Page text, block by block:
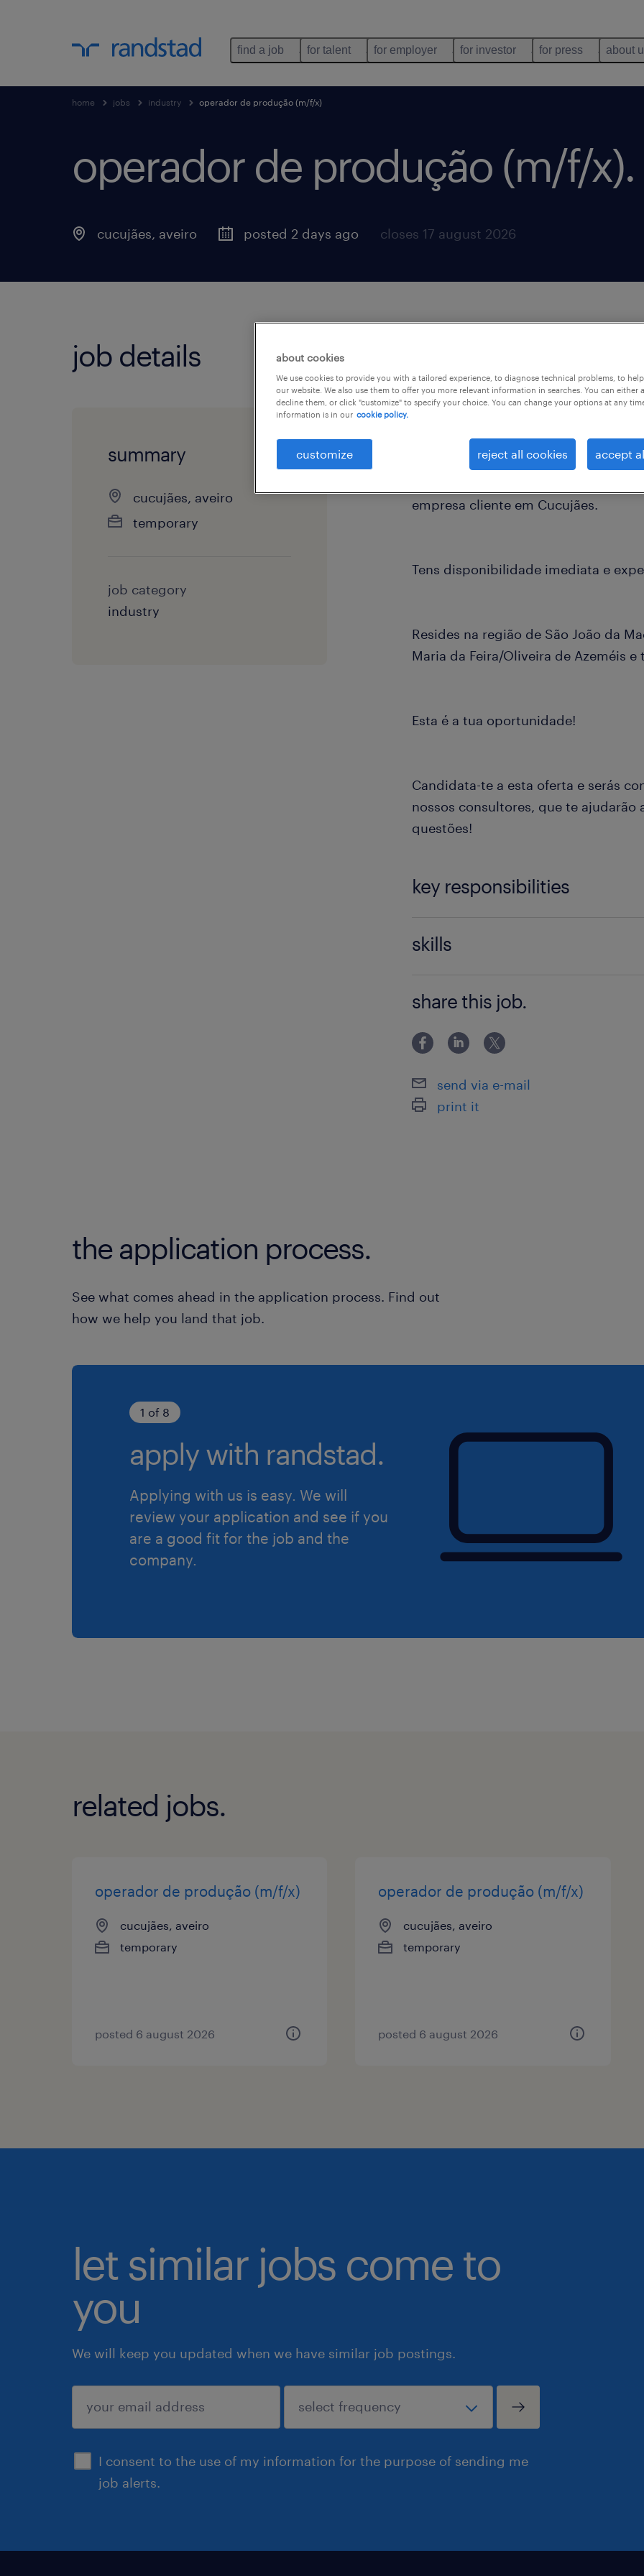
find a job for talent for employer for investor for press about
home jobs industry operador de produção (m/f/x)
operador de produção (m/f/x).
cucujães, aveiro posted 2 days ago closes 17 august 2026
job details
summary
cucujães, aveiro
temporary
job category
industry
A Randstad está a recrutar
empresa cliente em Cucujães.
Tens disponibilidade imediata e
Resides na região de São João da
Maria da Feira/Oliveira de Azeméis
Esta é a tua oportunidade!
Candidata-te a esta oferta e serás
nossos consultores, que te ajudarão
questões!
key responsibilities
Manuseamento de peças
Abastecimento da linha de produção
skills
Capacidade de trabalhar em equipa
Motivação para a função
share this job.
send via e-mail
print it
the application process.
See what comes ahead in the application process. Find out
how we help you land that job.
1 of 8
apply with randstad.
Applying with us is easy. We will
review your application and see if you
are a good fit for the job and the
company.
related jobs.
operador de produção (m/f/x)
cucujães, aveiro
temporary
posted 6 august 2026
operador de produção (m/f/x)
cucujães, aveiro
temporary
posted 6 august 2026
let similar jobs come to
you
We will keep you updated when we have similar job postings.
I consent to the use of my information for the purpose of sending me
job alerts.
submit
about cookies
We use cookies to provide you with a tailored experience, to diagnose technical problems, to
our website. We also use them to offer you more relevant information in searches. You can either
decline them, or click "customize" to specify your choice. You can change your options at any
information is in our cookie policy.
customize reject all cookies accept